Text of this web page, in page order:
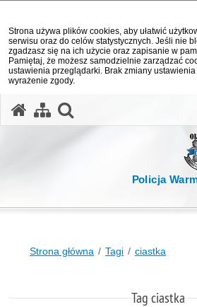
Strona używa plików cookies, aby ułatwić
serwisu oraz do celów statystycznych. Jeśli nie
zgadzasz się na ich użycie oraz zapisanie w
Pamiętaj, że możesz samodzielnie zarządzać
ustawienia przeglądarki. Brak zmiany
wyrażenie zgody.
Policja
Strona główna Tagi ciastka
Tag ciastka